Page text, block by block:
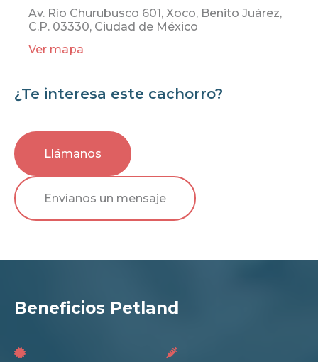
Av. Río Churubusco 601, Xoco, Benito Juárez,
C.P. 03330, Ciudad de México
Ver mapa
¿Te interesa este cachorro?
Llámanos
Envíanos un mensaje
Beneficios Petland